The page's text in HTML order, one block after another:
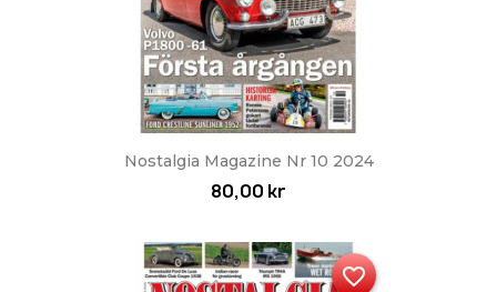
Nostalgia Magazine Nr 10 2024
80,00 kr
favorite_border